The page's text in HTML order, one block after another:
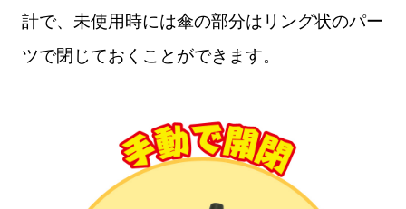
計で、未使用時には傘の部分はリング状のパー
ツで閉じておくことができます。